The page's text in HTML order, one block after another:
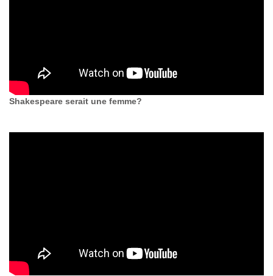
Shakespeare serait une femme?